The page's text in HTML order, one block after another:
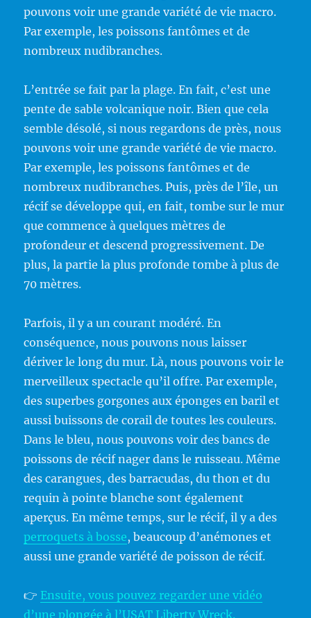
pouvons voir une grande variété de vie macro.
Par exemple, les poissons fantômes et de
nombreux nudibranches.
L’entrée se fait par la plage. En fait, c’est une
pente de sable volcanique noir. Bien que cela
semble désolé, si nous regardons de près, nous
pouvons voir une grande variété de vie macro.
Par exemple, les poissons fantômes et de
nombreux nudibranches. Puis, près de l’île, un
récif se développe qui, en fait, tombe sur le mur
que commence à quelques mètres de
profondeur et descend progressivement. De
plus, la partie la plus profonde tombe à plus de
70 mètres.
Parfois, il y a un courant modéré. En
conséquence, nous pouvons nous laisser
dériver le long du mur. Là, nous pouvons voir le
merveilleux spectacle qu’il offre. Par exemple,
des superbes gorgones aux éponges en baril et
aussi buissons de corail de toutes les couleurs.
Dans le bleu, nous pouvons voir des bancs de
poissons de récif nager dans le ruisseau. Même
des carangues, des barracudas, du thon et du
requin à pointe blanche sont également
aperçus. En même temps, sur le récif, il y a des
perroquets à bosse, beaucoup d’anémones et
aussi une grande variété de poisson de récif.
👉 Ensuite, vous pouvez regarder une vidéo
d’une plongée à l’USAT Liberty Wreck.